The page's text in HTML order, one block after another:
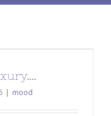
| mood